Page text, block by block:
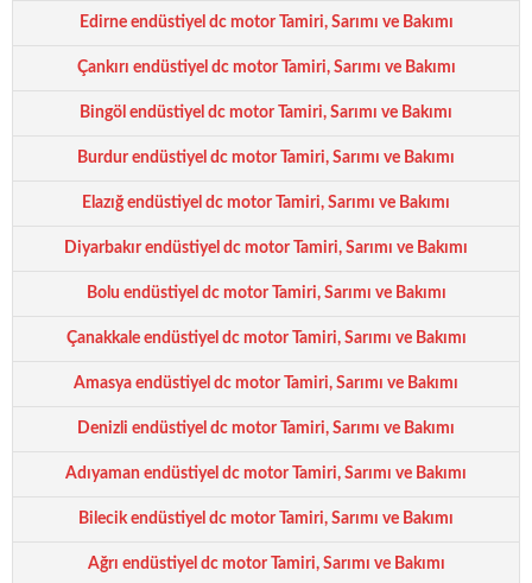
Edirne endüstiyel dc motor Tamiri, Sarımı ve Bakımı
Çankırı endüstiyel dc motor Tamiri, Sarımı ve Bakımı
Bingöl endüstiyel dc motor Tamiri, Sarımı ve Bakımı
Burdur endüstiyel dc motor Tamiri, Sarımı ve Bakımı
Elazığ endüstiyel dc motor Tamiri, Sarımı ve Bakımı
Diyarbakır endüstiyel dc motor Tamiri, Sarımı ve Bakımı
Bolu endüstiyel dc motor Tamiri, Sarımı ve Bakımı
Çanakkale endüstiyel dc motor Tamiri, Sarımı ve Bakımı
Amasya endüstiyel dc motor Tamiri, Sarımı ve Bakımı
Denizli endüstiyel dc motor Tamiri, Sarımı ve Bakımı
Adıyaman endüstiyel dc motor Tamiri, Sarımı ve Bakımı
Bilecik endüstiyel dc motor Tamiri, Sarımı ve Bakımı
Ağrı endüstiyel dc motor Tamiri, Sarımı ve Bakımı